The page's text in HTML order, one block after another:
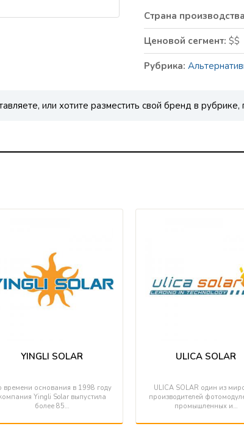
Страна
Ценовой сегмент: $$
Рубрика:
или хотите разместить свой бренд в
YINGLI SOLAR
времени основания в 1998 году
Yingli Solar выпустила
более 85…
ULICA SOLAR
ULICA SOLAR один из
производителей
промышленных и…